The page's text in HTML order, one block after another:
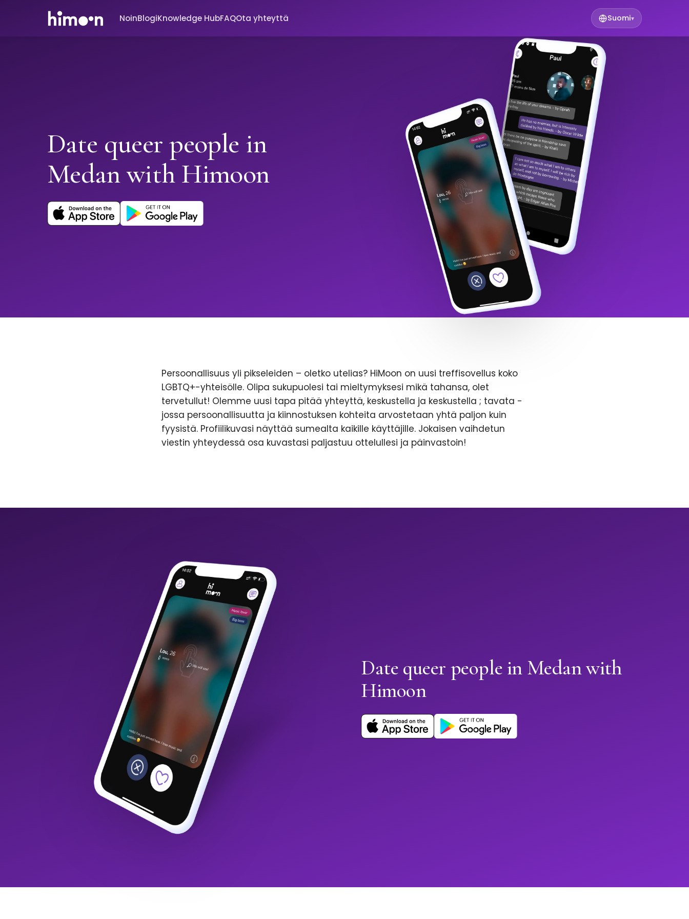
NoinBlogiKnowledge HubFAQOta yhteyttä Suomi▾
Date queer people in
Medan with Himoon
Persoonallisuus yli pikseleiden – oletko utelias? HiMoon on uusi treffisovellus koko
LGBTQ+-yhteisölle. Olipa sukupuolesi tai mieltymyksesi mikä tahansa, olet
tervetullut! Olemme uusi tapa pitää yhteyttä, keskustella ja keskustella ; tavata -
jossa persoonallisuutta ja kiinnostuksen kohteita arvostetaan yhtä paljon kuin
fyysistä. Profiilikuvasi näyttää sumealta kaikille käyttäjille. Jokaisen vaihdetun
viestin yhteydessä osa kuvastasi paljastuu ottelullesi ja päinvastoin!
Date queer people in Medan with
Himoon